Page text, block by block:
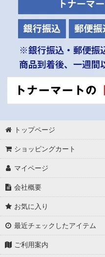
トップページ
ショッピングカート
マイページ
会社概要
お気に入り
最近チェックしたアイテム
ご利用案内